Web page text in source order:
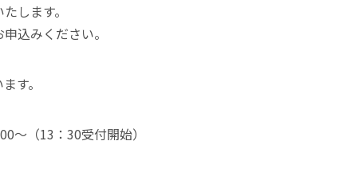
します。
込みください。
す。
（13：30受付開始）